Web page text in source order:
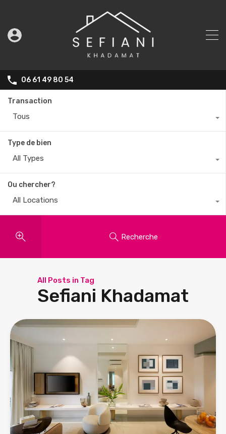
06 61 49 80 54
Transaction
Tous
Type de bien
All Types
Ou chercher?
All Locations
Recherche
All Posts in Tag
Sefiani Khadamat